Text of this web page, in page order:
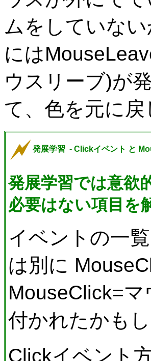
ムをしていな
には
ウスリーブ)が
て、色を元に
発展学習 - Clickイベント と
発展学習では意欲
必要はない項目を
イベントの一
は別に
MouseClick=
付かれたかも
Clickイベント